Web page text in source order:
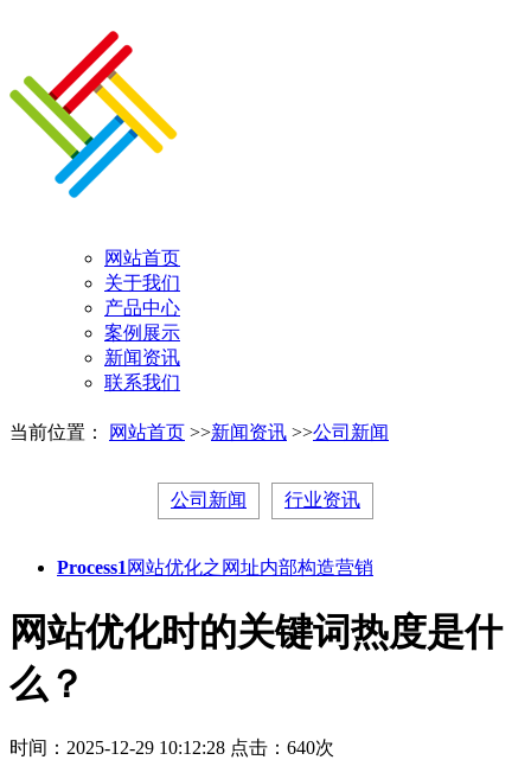
网站首页
关于我们
产品中心
案例展示
新闻资讯
联系我们
当前位置： 网站首页 >>新闻资讯 >>公司新闻
公司新闻 行业资讯
Process1 网站优化之网址内部构造营销
网站优化时的关键词热度是什
么？
时间：2025-12-29 10:12:28 点击：640次